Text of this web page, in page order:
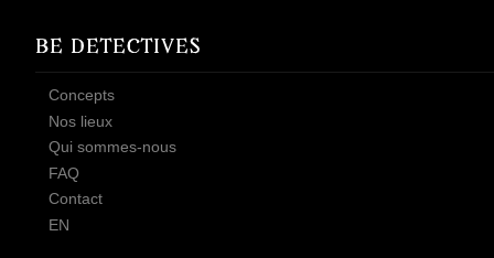
BE DETECTIVES
Concepts
Nos lieux
Qui sommes-nous
FAQ
Contact
EN